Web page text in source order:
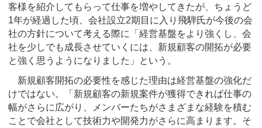
客様を紹介してもらって仕事を増やしてきたが、ちょうど
1年が経過した頃、会社設立2期目に入り飛騨氏が今後の会
社の方針について考える際に「経営基盤をより強くし、会
社を少しでも成長させていくには、新規顧客の開拓が必要
と強く思うようになりました」という。
新規顧客開拓の必要性を感じた理由は経営基盤の強化だ
けではない。「新規顧客の新規案件が獲得できれば仕事の
幅がさらに広がり、メンバーたちがさまざまな経験を積む
ことで会社として技術力や開発力がさらに高まります。そ